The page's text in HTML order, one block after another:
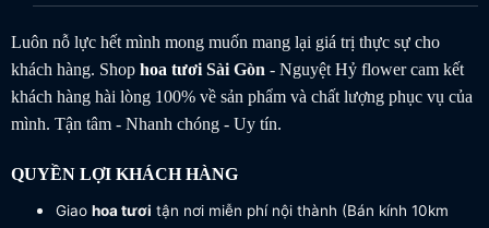
Luôn nỗ lực hết mình mong muốn mang lại giá trị thực sự cho
khách hàng. Shop hoa tươiSài Gòn - Nguyệt Hỷ flower cam kết
khách hàng hài lòng 100% về sản phẩm và chất lượng phục vụ của
mình. Tận tâm - Nhanh chóng - Uy tín.
QUYỀN LỢI KHÁCH HÀNG
Giao hoa tươi tận nơi miễn phí nội thành (Bán kính 10km